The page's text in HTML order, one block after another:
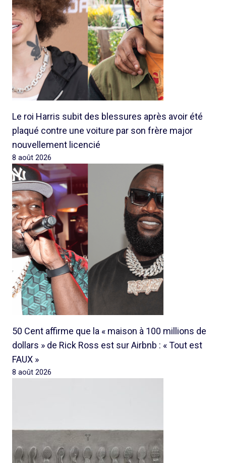
Le roi Harris subit des blessures après avoir été
plaqué contre une voiture par son frère major
nouvellement licencié
8 août 2026
50 Cent affirme que la « maison à 100 millions de
dollars » de Rick Ross est sur Airbnb : « Tout est
FAUX »
8 août 2026